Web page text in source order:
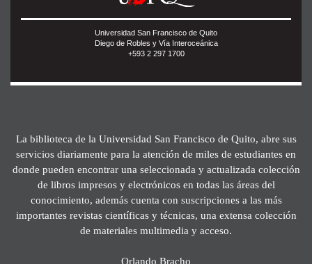
Universidad San Francisco de Quito
Diego de Robles y Vía Interoceánica
+593 2 297 1700
La biblioteca de la Universidad San Francisco de Quito, abre sus
servicios diariamente para la atención de miles de estudiantes en
donde pueden encontrar una seleccionada y actualizada colección
de libros impresos y electrónicos en todas las áreas del
conocimiento, además cuenta con suscripciones a las más
importantes revistas científicas y técnicas, una extensa colección
de materiales multimedia y acceso.
Orlando Bracho